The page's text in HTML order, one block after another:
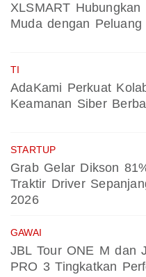
XLSMART Hubungkan
Muda dengan Peluang
TI
AdaKami Perkuat
Keamanan Siber
STARTUP
Grab Gelar Dikson
Traktir Driver
2026
GAWAI
JBL Tour ONE M dan
PRO 3 Tingkatkan